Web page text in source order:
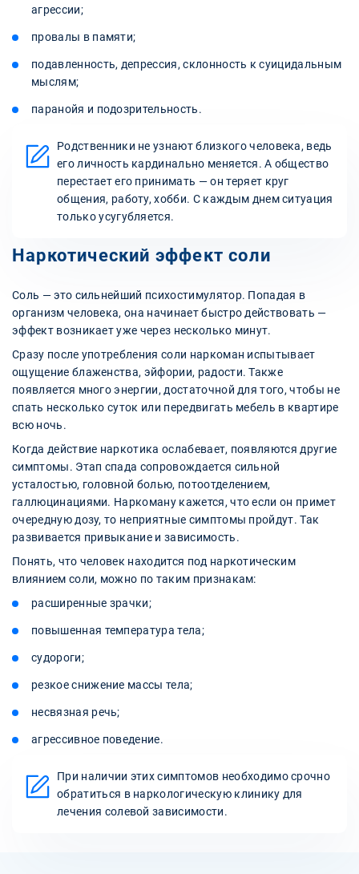
агрессии;
провалы в памяти;
подавленность, депрессия, склонность к суицидальным
мыслям;
паранойя и подозрительность.
Родственники не узнают близкого человека, ведь
его личность кардинально меняется. А общество
перестает его принимать — он теряет круг
общения, работу, хобби. С каждым днем ситуация
только усугубляется.
Наркотический эффект соли
Соль — это сильнейший психостимулятор. Попадая в
организм человека, она начинает быстро действовать —
эффект возникает уже через несколько минут.
Сразу после употребления соли наркоман испытывает
ощущение блаженства, эйфории, радости. Также
появляется много энергии, достаточной для того, чтобы не
спать несколько суток или передвигать мебель в квартире
всю ночь.
Когда действие наркотика ослабевает, появляются другие
симптомы. Этап спада сопровождается сильной
усталостью, головной болью, потоотделением,
галлюцинациями. Наркоману кажется, что если он примет
очередную дозу, то неприятные симптомы пройдут. Так
развивается привыкание и зависимость.
Понять, что человек находится под наркотическим
влиянием соли, можно по таким признакам:
расширенные зрачки;
повышенная температура тела;
судороги;
резкое снижение массы тела;
несвязная речь;
агрессивное поведение.
При наличии этих симптомов необходимо срочно
обратиться в наркологическую клинику для
лечения солевой зависимости.